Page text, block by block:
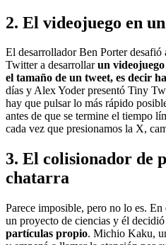
2. El videojuego en
El desarrollador Ben Porter desafió
Twitter a desarrollarun videojuego
el tamaño de un tweet, es decir
días y Alex Yoder presentó Tiny
hay que pulsar lo más rápido
antes de que se termine el tiempo
cada vez que presionamos la X,
3. El colisionador de
chatarra
Parece imposible, pero no lo es.
un proyecto de ciencias y él
partículas propio. Michio Kaku,